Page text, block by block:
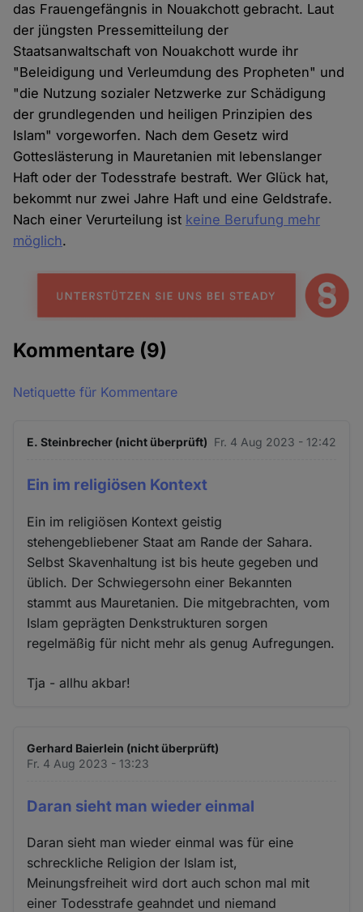
das Frauengefängnis in Nouakchott gebracht. Laut
der jüngsten Pressemitteilung der
Staatsanwaltschaft von Nouakchott wurde ihr
"Beleidigung und Verleumdung des Propheten" und
"die Nutzung sozialer Netzwerke zur Schädigung
der grundlegenden und heiligen Prinzipien des
Islam" vorgeworfen. Nach dem Gesetz wird
Gotteslästerung in Mauretanien mit lebenslanger
Haft oder der Todesstrafe bestraft. Wer Glück hat,
bekommt nur zwei Jahre Haft und eine Geldstrafe.
Nach einer Verurteilung ist keine Berufung mehr
möglich.
Kommentare (9)
Netiquette für Kommentare
E. Steinbrecher (nicht überprüft) Fr. 4 Aug 2023 - 12:42
Ein im religiösen Kontext
Ein im religiösen Kontext geistig
stehengebliebener Staat am Rande der Sahara.
Selbst Skavenhaltung ist bis heute gegeben und
üblich. Der Schwiegersohn einer Bekannten
stammt aus Mauretanien. Die mitgebrachten, vom
Islam geprägten Denkstrukturen sorgen
regelmäßig für nicht mehr als genug Aufregungen.
Tja - allhu akbar!
Gerhard Baierlein (nicht überprüft)
Fr. 4 Aug 2023 - 13:23
Daran sieht man wieder einmal
Daran sieht man wieder einmal was für eine
schreckliche Religion der Islam ist,
Meinungsfreiheit wird dort auch schon mal mit
einer Todesstrafe geahndet und niemand